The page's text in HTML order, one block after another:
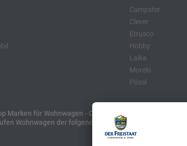
Campster
Clever
Etrusco
Hobby
Laika
Morelo
Pössl
Marken für Wohnwagen - Caravans
Wohnwagen der folgenden Hersteller:
Hobby